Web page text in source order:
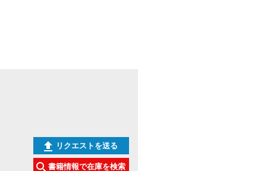
リクエストを送る
書籍情報で在庫を検索